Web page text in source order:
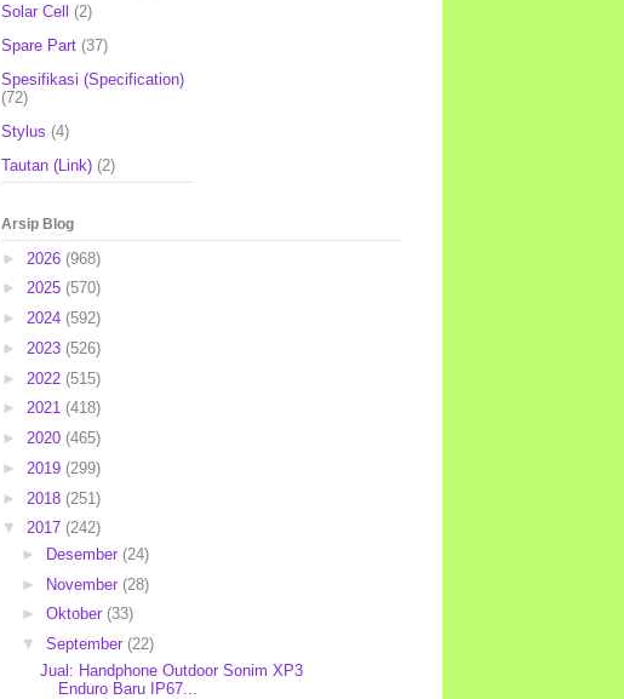
Solar Cell (2)
Spare Part (37)
Spesifikasi (Specification)
(72)
Stylus (4)
Tautan (Link) (2)
Arsip Blog
► 2026 (968)
► 2025 (570)
► 2024 (592)
► 2023 (526)
► 2022 (515)
► 2021 (418)
► 2020 (465)
► 2019 (299)
► 2018 (251)
▼ 2017 (242)
►
Desember (24)
► November (28)
► Oktober (33)
▼ September (22)
Jual: Handphone Outdoor Sonim XP3
Enduro Baru IP67...